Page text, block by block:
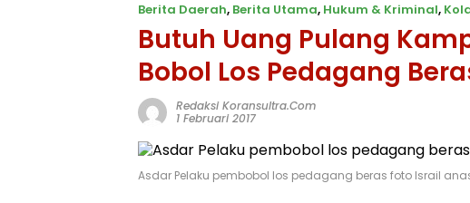
Berita Daerah, Berita Utama, Hukum & Kriminal,
Butuh Uang Pulang
Bobol Los Pedagang
Redaksi Koransultra.com
1 Februari 2017
Asdar Pelaku pembobol los pedagang beras foto Israil